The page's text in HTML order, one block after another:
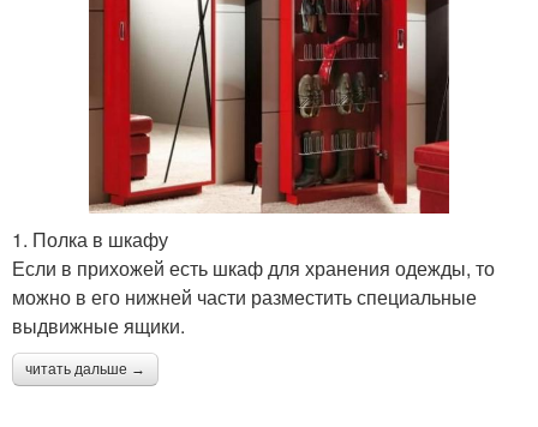
1. Полка в шкафу
Если в прихожей есть шкаф для хранения одежды, то
можно в его нижней части разместить специальные
выдвижные ящики.
читать дальше →